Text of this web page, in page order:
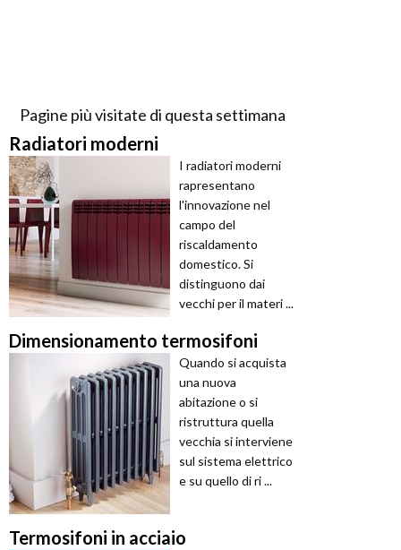
Pagine più visitate di questa settimana
Radiatori moderni
I radiatori moderni
rapresentano
l'innovazione nel
campo del
riscaldamento
domestico. Si
distinguono dai
vecchi per il materi ...
Dimensionamento termosifoni
Quando si acquista
una nuova
abitazione o si
ristruttura quella
vecchia si interviene
sul sistema elettrico
e su quello di ri ...
Termosifoni in acciaio